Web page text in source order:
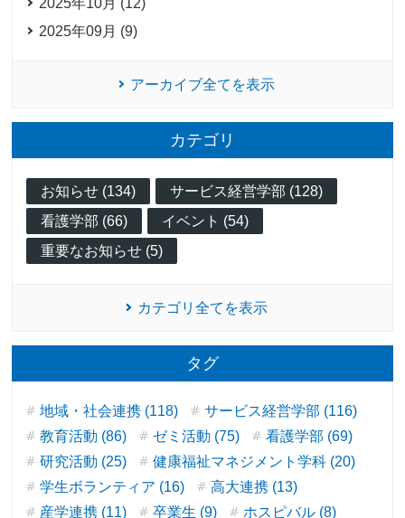
2025年09月 (9)
アーカイブ全てを表示
カテゴリ
お知らせ (134)
サービス経営学部 (128)
看護学部 (66)
イベント (54)
重要なお知らせ (5)
カテゴリ全てを表示
タグ
地域・社会連携 (118)
サービス経営学部 (116)
教育活動 (86)
ゼミ活動 (75)
看護学部 (69)
研究活動 (25)
健康福祉マネジメント学科 (20)
学生ボランティア (16)
高大連携 (13)
産学連携 (11)
卒業生 (9)
ホスピバル (8)